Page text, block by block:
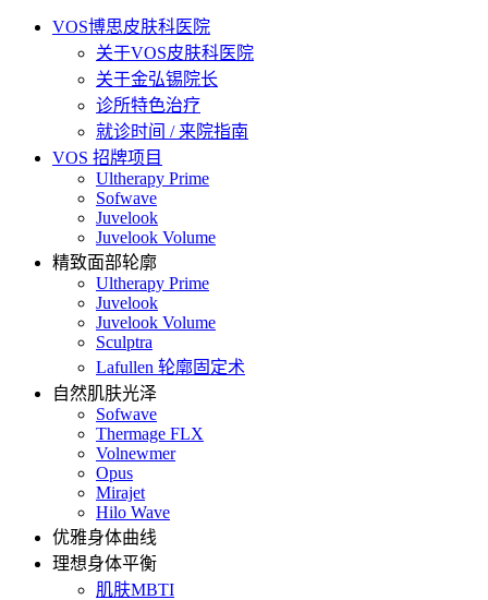
VOS博思皮肤科医院
关于VOS皮肤科医院
关于金弘锡院长
诊所特色治疗
就诊时间 / 来院指南
VOS 招牌项目
Ultherapy Prime
Sofwave
Juvelook
Juvelook Volume
精致面部轮廓
Ultherapy Prime
Juvelook
Juvelook Volume
Sculptra
Lafullen 轮廓固定术
自然肌肤光泽
Sofwave
Thermage FLX
Volnewmer
Opus
Mirajet
Hilo Wave
优雅身体曲线
理想身体平衡
肌肤MBTI